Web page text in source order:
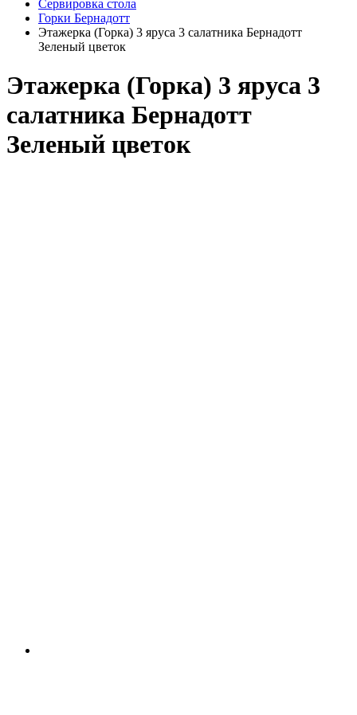
Сервировка стола
Горки Бернадотт
Этажерка (Горка) 3 яруса 3 салатника Бернадотт
Зеленый цветок
Этажерка (Горка) 3 яруса 3
салатника Бернадотт
Зеленый цветок